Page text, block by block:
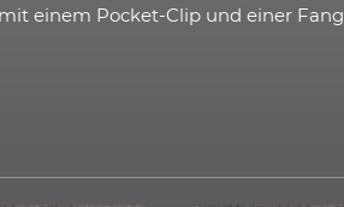
einem Pocket-Clip und einer